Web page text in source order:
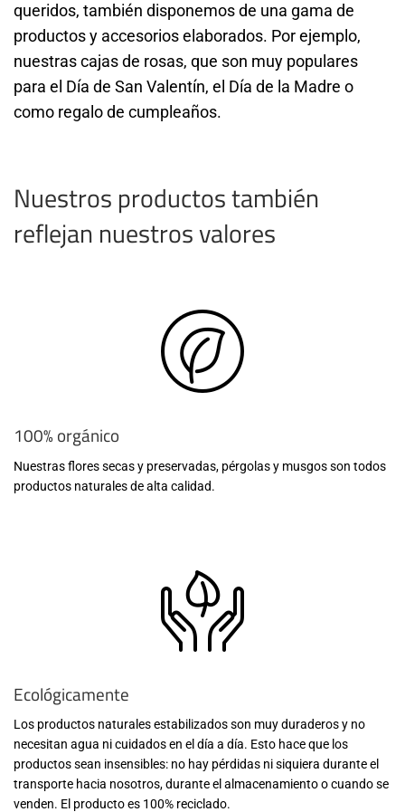
queridos, también disponemos de una gama de
productos y accesorios elaborados. Por ejemplo,
nuestras cajas de rosas, que son muy populares
para el Día de San Valentín, el Día de la Madre o
como regalo de cumpleaños.
Nuestros productos también
reflejan nuestros valores
100% orgánico
Nuestras flores secas y preservadas, pérgolas y musgos son todos
productos naturales de alta calidad.
Ecológicamente
Los productos naturales estabilizados son muy duraderos y no
necesitan agua ni cuidados en el día a día. Esto hace que los
productos sean insensibles: no hay pérdidas ni siquiera durante el
transporte hacia nosotros, durante el almacenamiento o cuando se
venden. El producto es 100% reciclado.